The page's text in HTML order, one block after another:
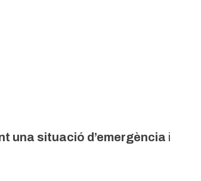
una situació d’emergència i